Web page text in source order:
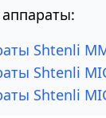
Shtenli
Shtenli
Shtenli